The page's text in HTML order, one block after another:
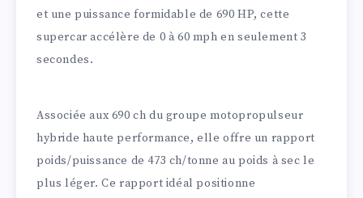
et une puissance formidable de 690 HP, cette
supercar accélère de 0 à 60 mph en seulement 3
secondes.
Associée aux 690 ch du groupe motopropulseur
hybride haute performance, elle offre un rapport
poids/puissance de 473 ch/tonne au poids à sec le
plus léger. Ce rapport idéal positionne